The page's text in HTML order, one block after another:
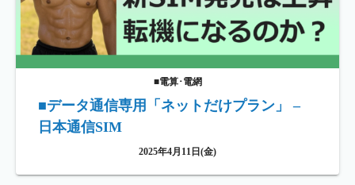
■電算･電網
■データ通信専用「ネットだけプラン」 –
日本通信SIM
2025年4月11日(金)